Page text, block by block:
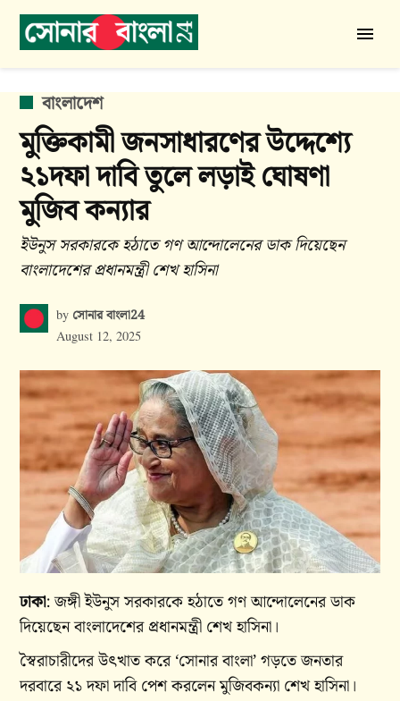
Skip
বাংলা
24
POSTED
IN
বাংলাদেশ
মুক্তিকামী জনসাধারণের উদ্দেশ্যে
২১দফা দাবি তুলে লড়াই ঘোষণা
মুজিব কন্যার
ইউনুস সরকারকে হঠাতে গণ আন্দোলেনের ডাক দিয়েছেন
বাংলাদেশের প্রধানমন্ত্রী শেখ হাসিনা
by সোনার বাংলা24
August 12, 2025
ঢাকা: জঙ্গী ইউনুস সরকারকে হঠাতে গণ আন্দোলেনের ডাক
দিয়েছেন বাংলাদেশের প্রধানমন্ত্রী শেখ হাসিনা।
স্বৈরাচারীদের উৎখাত করে ‘সোনার বাংলা’ গড়তে জনতার
দরবারে ২১ দফা দাবি পেশ করলেন মুজিবকন্যা শেখ হাসিনা।